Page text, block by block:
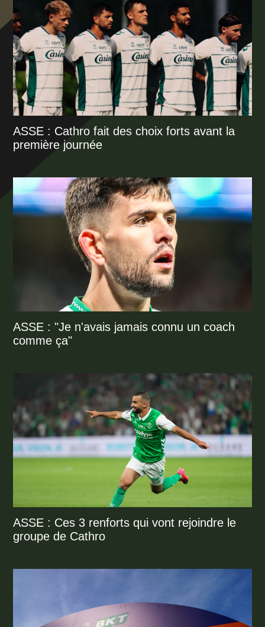
ASSE : Cathro fait des choix forts avant la
première journée
ASSE : "Je n'avais jamais connu un coach
comme ça"
ASSE : Ces 3 renforts qui vont rejoindre le
groupe de Cathro